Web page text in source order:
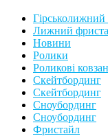
Гірськолижний
Лижний
Новини
Ролики
Роликові
Скейтбординг
Скейтбординг
Сноубординг
Сноубординг
Фристайл